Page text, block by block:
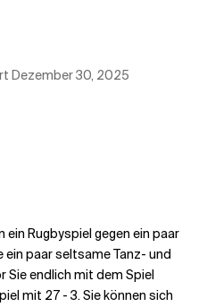
Dezember 30, 2025
ein Rugbyspiel gegen ein paar
paar seltsame Tanz- und
Sie endlich mit dem Spiel
mit 27 - 3. Sie können sich